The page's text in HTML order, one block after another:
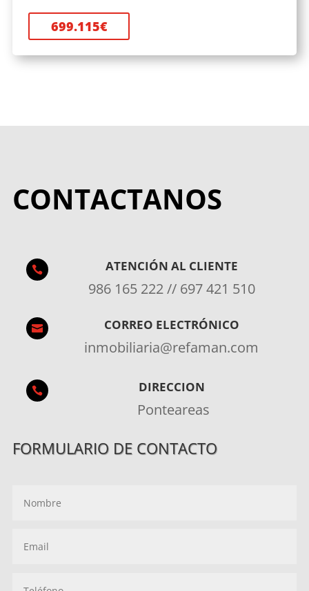
699.115€
CONTACTANOS
 ATENCIÓN AL CLIENTE
986 165 222 // 697 421 510
 CORREO ELECTRÓNICO
inmobiliaria@refaman.com
 DIRECCION
Ponteareas
FORMULARIO DE CONTACTO